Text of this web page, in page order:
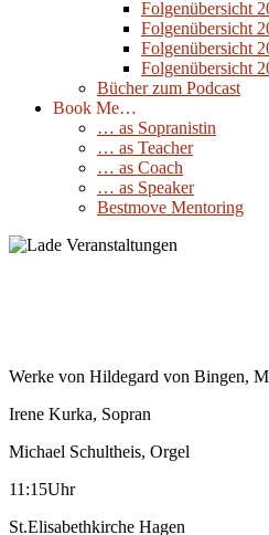
Folgenübersicht
Folgenübersicht
Folgenübersicht
Folgenübersicht
Bücher zum Podcast
Book Me…
… as Sopranistin
… as Teacher
… as Coach
… as Speaker
Bestmove Mentoring
Werke von Hildegard von Bingen,
Irene Kurka, Sopran
Michael Schultheis, Orgel
11:15Uhr
St.Elisabethkirche Hagen